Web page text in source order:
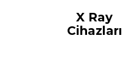
X Ray
Cihazları